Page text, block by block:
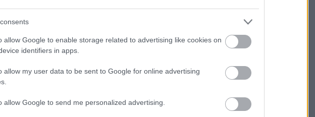
allow Google to enable storage related to advertising like cookies on
identifiers in apps.
allow my user data to be sent to Google for online advertising
allow Google to send me personalized advertising.
Kamilla királyné
hosszú idő után végre
megszólalt: így van
király
1973 és 1995 között volt házas, ez